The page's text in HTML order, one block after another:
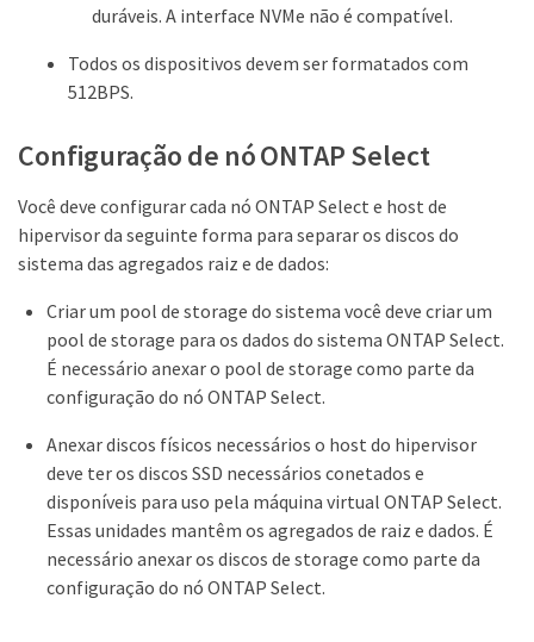
duráveis. A interface NVMe não é compatível.
Todos os dispositivos devem ser formatados com
512BPS.
Configuração de nó ONTAP Select
Você deve configurar cada nó ONTAP Select e host de
hipervisor da seguinte forma para separar os discos do
sistema das agregados raiz e de dados:
Criar um pool de storage do sistema você deve criar um
pool de storage para os dados do sistema ONTAP Select.
É necessário anexar o pool de storage como parte da
configuração do nó ONTAP Select.
Anexar discos físicos necessários o host do hipervisor
deve ter os discos SSD necessários conetados e
disponíveis para uso pela máquina virtual ONTAP Select.
Essas unidades mantêm os agregados de raiz e dados. É
necessário anexar os discos de storage como parte da
configuração do nó ONTAP Select.